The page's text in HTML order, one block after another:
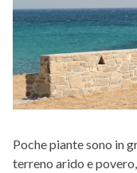
Poche piante sono in
terreno arido e